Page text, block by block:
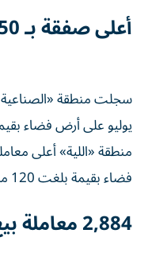
أعلى صفقة بـ 850 مليوناً
منطقة «اللية» أعلى
فضاء بقيمة بلغت 120 مليون درهم.
2,884 معاملة بيع